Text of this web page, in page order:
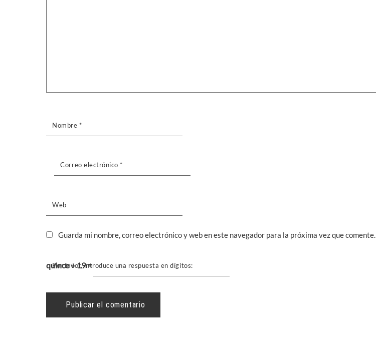
Nombre *
Correo electrónico *
Web
Guarda mi nombre, correo electrónico y web en este navegador para la próxima vez que comente.
Por favor, introduce una respuesta en dígitos:
quince + 19 =